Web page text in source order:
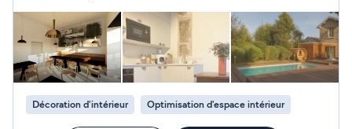
et personnalité, avec un accompagnement clé en main
des esquisses jusqu'à la livraison du chantier.
Décoration d'intérieur Optimisation d'espace intérieur